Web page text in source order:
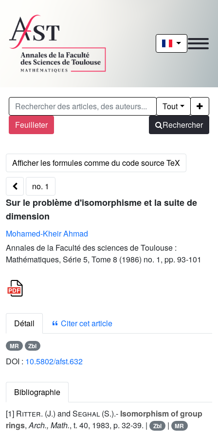
Feuilleter
Tout
Rechercher
no. 1
Sur le problème d'isomorphisme et la suite de
dimension
Mohamed-Kheir Ahmad
Annales de la Faculté des sciences de Toulouse :
Mathématiques, Série 5, Tome 8 (1986) no. 1, pp. 93-101
Détail Citer cet article
MR Zbl
DOI : 10.5802/afst.632
Bibliographie
[1] Ritter. (J.) and Seghal (S.).- Isomorphism of group
rings,Arch., Math., t. 40, 1983, p. 32-39. | Zbl | MR